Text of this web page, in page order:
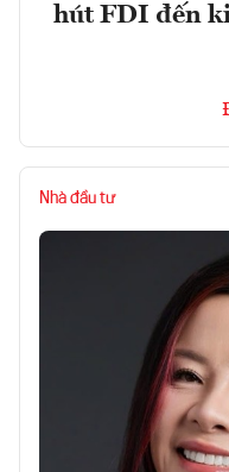
hút FDI đến
Nhà đầu tư